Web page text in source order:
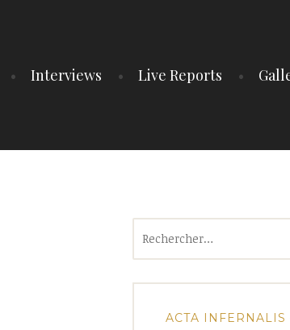
Interviews Live Reports
ACTA INFERNALIS